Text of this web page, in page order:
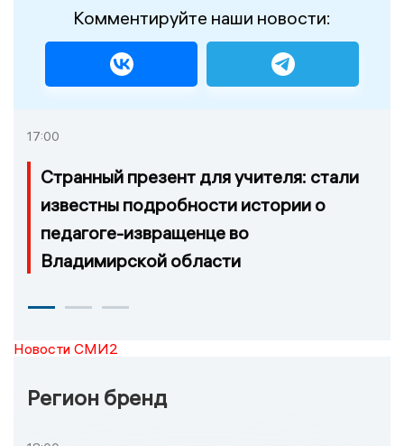
Комментируйте наши новости:
17:00
Странный презент для учителя: стали
известны подробности истории о
педагоге-извращенце во
Владимирской области
Новости СМИ2
Регион бренд